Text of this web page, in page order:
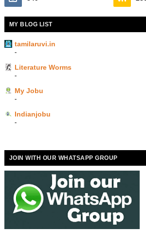
MY BLOG LIST
tamilaruvi.in
-
Literature Worms
-
My Jobu
-
Indianjobu
-
JOIN WITH OUR WHATSAPP GROUP